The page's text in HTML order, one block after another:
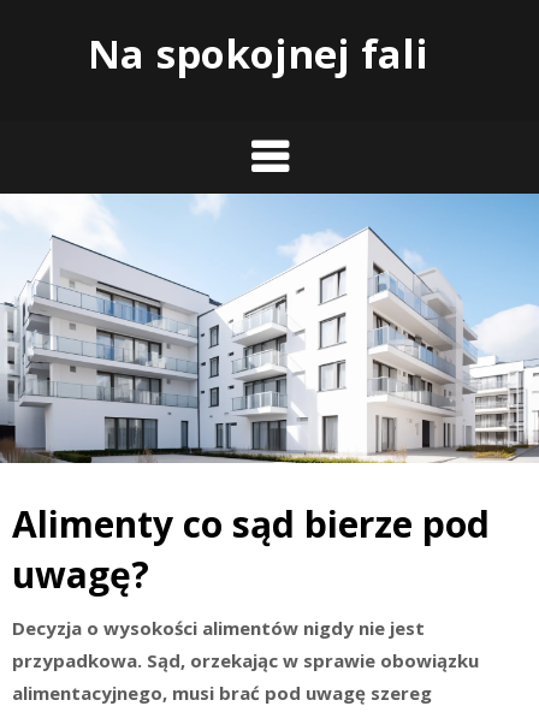
Na spokojnej fali
Alimenty co sąd bierze pod
uwagę?
Decyzja o wysokości alimentów nigdy nie jest
przypadkowa. Sąd, orzekając w sprawie obowiązku
alimentacyjnego, musi brać pod uwagę szereg